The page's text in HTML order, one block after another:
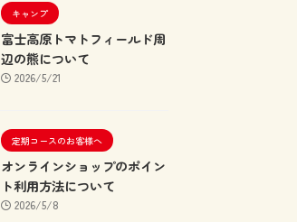
キャンプ
富士高原トマトフィールド周
辺の熊について
2026/5/21
定期コースのお客様へ
オンラインショップのポイン
ト利用方法について
2026/5/8